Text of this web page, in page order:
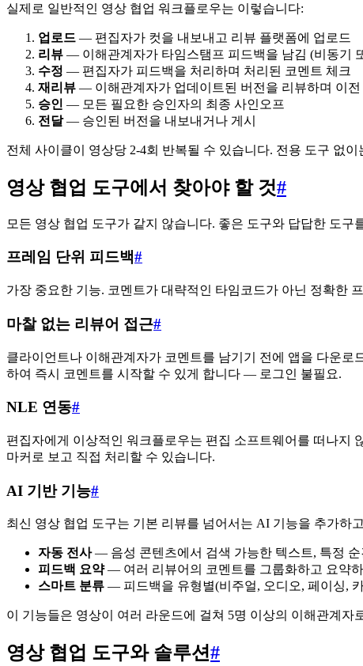
실제로 일반적인 영상 협업 워크플로우는 이렇습니다:
업로드 — 편집자가 컷을 내보내고 리뷰 플랫폼에 업로드
리뷰 — 이해관계자가 타임스탬프 피드백을 남김 (비동기
수정 — 편집자가 피드백을 처리하며 처리된 코멘트 체크
재리뷰 — 이해관계자가 업데이트된 버전을 리뷰하며 이전
승인 — 모든 필요한 승인자의 최종 사인오프
전달— 승인된 버전을 내보내거나 게시
전체 사이클이 영상당 2-4회 반복될 수 있습니다. 전용 도구 없
영상 협업 도구에서 찾아야 할 것#
모든 영상 협업 도구가 같지 않습니다. 좋은 도구와 답답한 도구
프레임 단위 피드백#
가장 중요한 기능. 코멘트가 대략적인 타임코드가 아닌 정확한
마찰 없는 리뷰어 접근#
클라이언트나 이해관계자가 코멘트를 남기기 전에 앱을 다운
하여 즉시 코멘트를 시작할 수 있게 합니다 — 로그인 불필요.
NLE 연동#
편집자에게 이상적인 워크플로우는 편집 소프트웨어를 떠나지
마커로 보고 직접 처리할 수 있습니다.
AI 기반 기능#
최신 영상 협업 도구는 기본 리뷰를 넘어서는 AI 기능을 추가하
자동 전사— 음성 콘텐츠에서 검색 가능한 텍스트, 특정 순
피드백 요약— 여러 리뷰어의 코멘트를 그룹화하고 요약
스마트 분류 — 피드백을 유형별(비주얼, 오디오, 페이싱,
이 기능들은 영상이 여러 라운드에 걸쳐 5명 이상의 이해관계자
영상 협업 도구와 솔루션#